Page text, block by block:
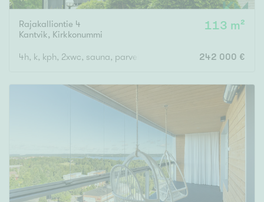
Rajakalliontie 4
Kantvik, Kirkkonummi
113 m²
4h, k, kph, 2xwc, sauna, parveke 242 000 €